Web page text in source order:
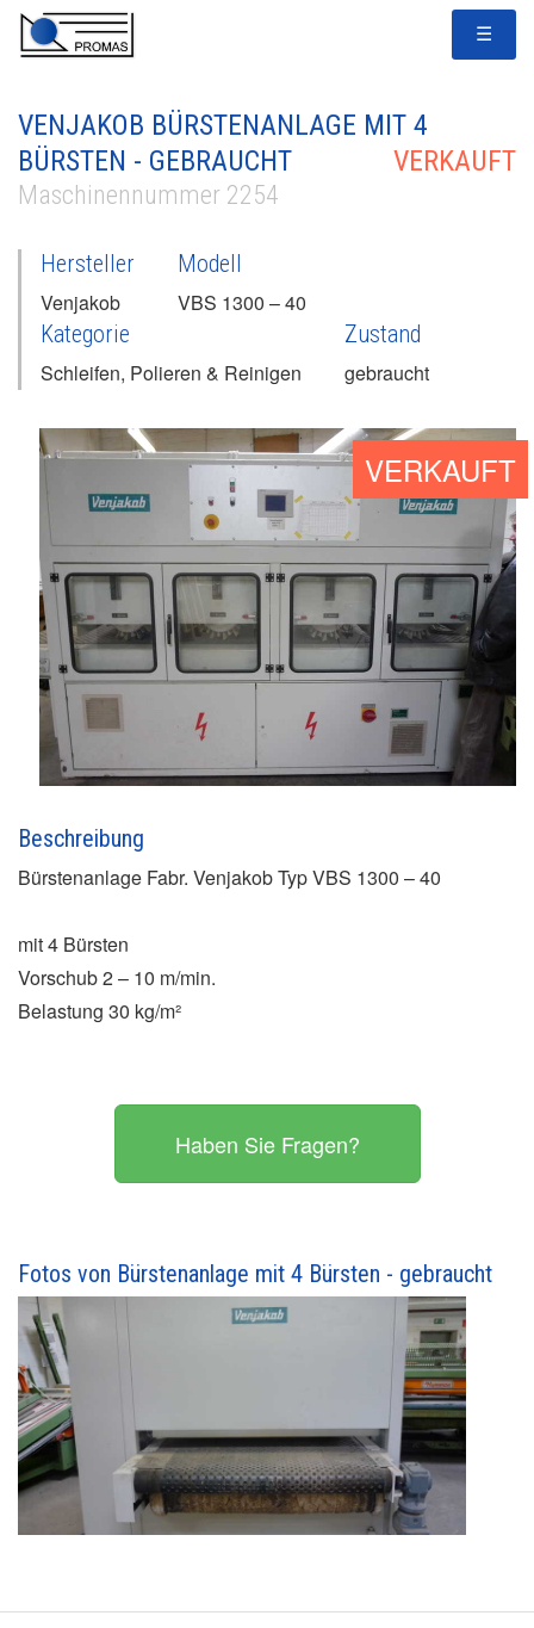
☰
VENJAKOB BÜRSTENANLAGE MIT 4
BÜRSTEN - GEBRAUCHT
VERKAUFT
Maschinennummer 2254
Hersteller
Venjakob
Modell
VBS 1300 – 40
Kategorie
Schleifen, Polieren & Reinigen
Zustand
gebraucht
VERKAUFT
Beschreibung
Bürstenanlage Fabr. Venjakob Typ VBS 1300 – 40
mit 4 Bürsten
Vorschub 2 – 10 m/min.
Belastung 30 kg/m²
Haben Sie Fragen?
Fotos von Bürstenanlage mit 4 Bürsten - gebraucht